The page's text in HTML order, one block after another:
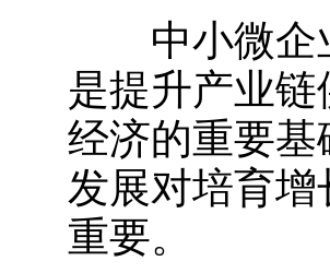
中小微企业
是提升产业
经济的重要
发展对培育
重要。